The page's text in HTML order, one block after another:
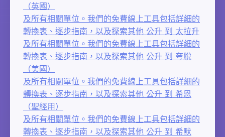
（英國）
及所有相關單位。我們的免費線上工具包括詳細的
轉換表、逐步指南，以及探索其他 公升 到 太拉升
及所有相關單位。我們的免費線上工具包括詳細的
轉換表、逐步指南，以及探索其他 公升 到 夸脫
（美國）
及所有相關單位。我們的免費線上工具包括詳細的
轉換表、逐步指南，以及探索其他 公升 到 希恩
（聖經用）
及所有相關單位。我們的免費線上工具包括詳細的
轉換表、逐步指南，以及探索其他 公升 到 希默